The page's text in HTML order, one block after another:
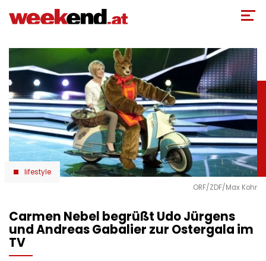
zum
lifestyle
ORF/ZDF/Max Kohr
Carmen Nebel begrüßt Udo Jürgens
und Andreas Gabalier zur Ostergala im
TV